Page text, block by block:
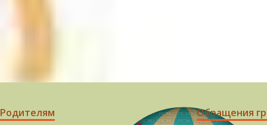
Родителям Обращения